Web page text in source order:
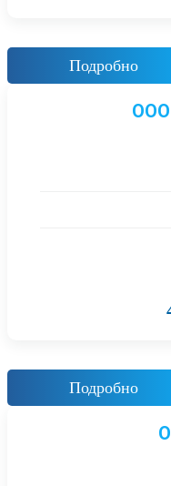
Подробно
Подробно